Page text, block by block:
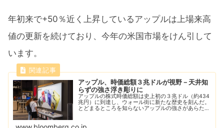
年初来で+50％近く上昇しているアップルは上場来高
値の更新を続けており、今年の米国市場をけん引して
います。
アップル、時価総額３兆ドルが視野－天井知
らずの強さ浮き彫りに
アップルの株式時価総額は史上初の３兆ドル（約434
兆円）に到達し、ウォール街に新たな歴史を刻んだ。
とどまるところを知らないアップルの強さがあらため